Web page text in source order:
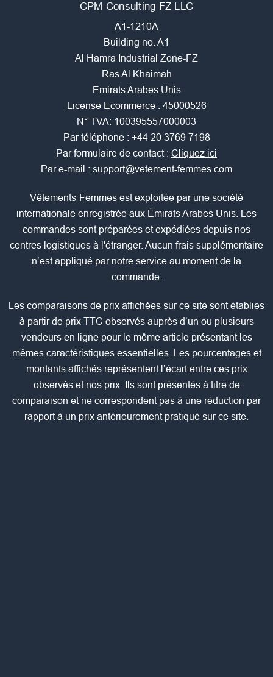
CPM Consulting FZ LLC
A1-1210A
Building no. A1
Al Hamra Industrial Zone-FZ
Ras Al Khaimah
Emirats Arabes Unis
License Ecommerce : 45000526
N° TVA: 100395557000003
Par téléphone : +44 20 3769 7198
Par formulaire de contact : Cliquez ici
Par e-mail : support@vetement-femmes.com
Vêtements-Femmes est exploitée par une société
internationale enregistrée aux Émirats Arabes Unis. Les
commandes sont préparées et expédiées depuis nos
centres logistiques à l'étranger. Aucun frais supplémentaire
n’est appliqué par notre service au moment de la
commande.
Les comparaisons de prix affichées sur ce site sont établies
à partir de prix TTC observés auprès d’un ou plusieurs
vendeurs en ligne pour le même article présentant les
mêmes caractéristiques essentielles. Les pourcentages et
montants affichés représentent l’écart entre ces prix
observés et nos prix. Ils sont présentés à titre de
comparaison et ne correspondent pas à une réduction par
rapport à un prix antérieurement pratiqué sur ce site.